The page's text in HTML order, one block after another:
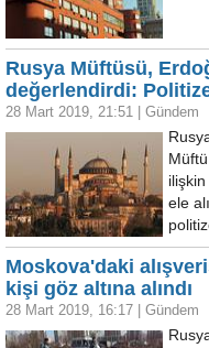
Rusya Müftüsü,
değerlendirdi:
28 Mart 2019, 21:51 Gündem
ele
Moskova'daki
kişi göz altına alındı
28 Mart 2019, 16:17 Gündem